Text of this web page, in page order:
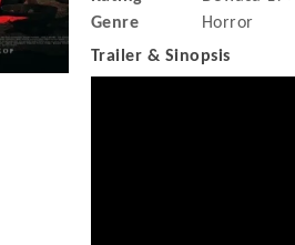
Genre
Horror
Trailer & Sinopsis